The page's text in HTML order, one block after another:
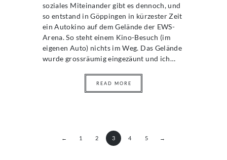
soziales Miteinander gibt es dennoch, und
so entstand in Göppingen in kürzester Zeit
ein Autokino auf dem Gelände der EWS-
Arena. So steht einem Kino-Besuch (im
eigenen Auto) nichts im Weg. Das Gelände
wurde grossräumig eingezäunt und ich…
READ MORE
← 1 2 3 4 5 →